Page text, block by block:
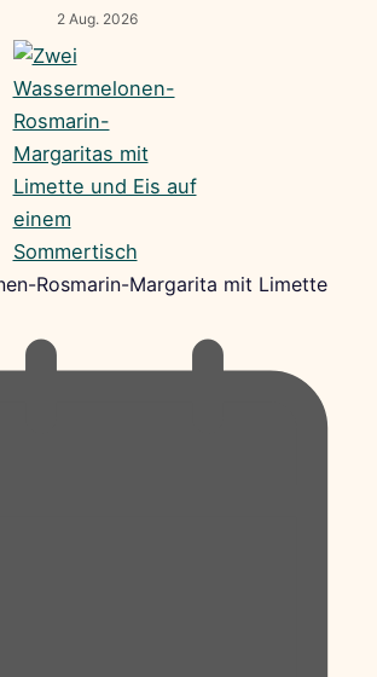
2 Aug. 2026
Rosmarin-Margarita mit Limette